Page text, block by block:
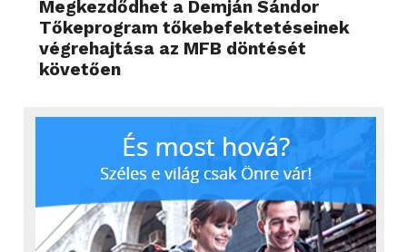
Megkezdődhet a Demján Sándor
Tőkeprogram tőkebefektetéseinek
végrehajtása az MFB döntését
követően